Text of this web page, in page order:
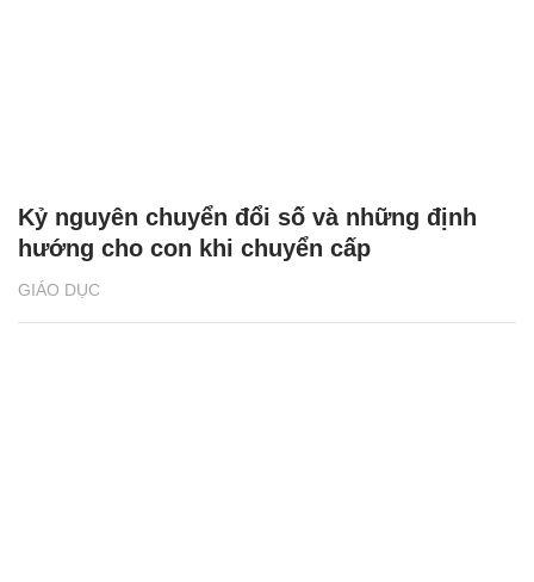
GIÁO DỤC
Kỷ nguyên chuyển đổi số và những định
hướng cho con khi chuyển cấp